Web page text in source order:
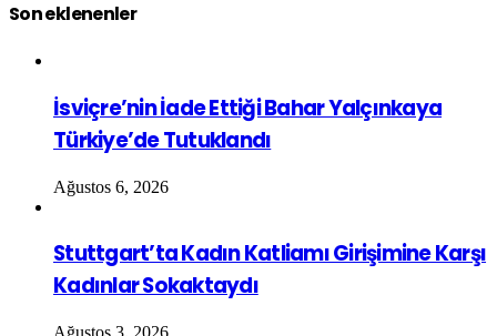
Son eklenenler
İsviçre’nin İade Ettiği Bahar Yalçınkaya
Türkiye’de Tutuklandı
Ağustos 6, 2026
Stuttgart’ta Kadın Katliamı Girişimine Karşı
Kadınlar Sokaktaydı
Ağustos 3, 2026